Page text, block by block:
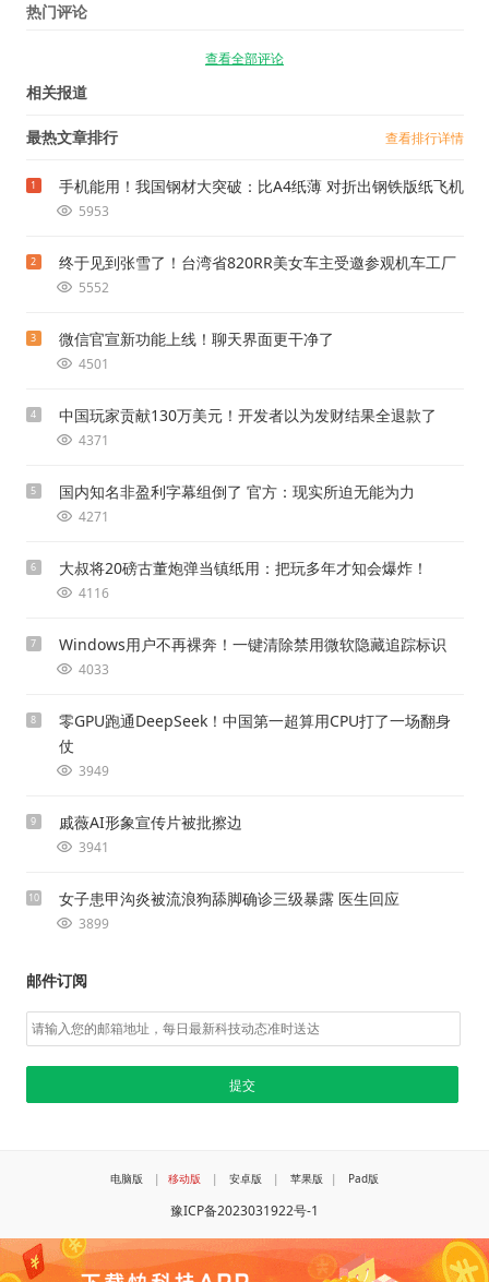
热门评论
查看全部评论
相关报道
最热文章排行 查看排行详情
1 手机能用！我国钢材大突破：比A4纸薄 对折出钢铁版纸飞机
5953
2 终于见到张雪了！台湾省820RR美女车主受邀参观机车工厂
5552
3 微信官宣新功能上线！聊天界面更干净了
4501
4 中国玩家贡献130万美元！开发者以为发财结果全退款了
4371
5 国内知名非盈利字幕组倒了 官方：现实所迫无能为力
4271
6 大叔将20磅古董炮弹当镇纸用：把玩多年才知会爆炸！
4116
7 Windows用户不再裸奔！一键清除禁用微软隐藏追踪标识
4033
8
零GPU跑通DeepSeek！中国第一超算用CPU打了一场翻身
仗
3949
9 戚薇AI形象宣传片被批擦边
3941
10 女子患甲沟炎被流浪狗舔脚确诊三级暴露 医生回应
3899
邮件订阅
电脑版 | 移动版 | 安卓版 | 苹果版 | Pad版
豫ICP备2023031922号-1